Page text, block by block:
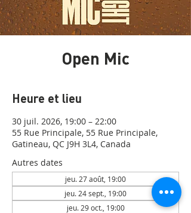
Open Mic
Heure et lieu
30 juil. 2026, 19:00 – 22:00
55 Rue Principale, 55 Rue Principale,
Gatineau, QC J9H 3L4, Canada
Autres dates
jeu. 27 août, 19:00
jeu. 24 sept., 19:00
jeu. 29 oct., 19:00